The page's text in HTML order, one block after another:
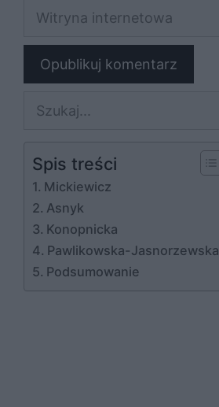
Witryna
Szukaj
Spis treści
Mickiewicz
Asnyk
Konopnicka
Pawlikowska-Jasnorzewska
Podsumowanie